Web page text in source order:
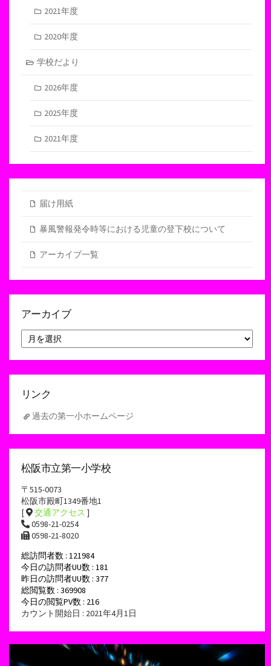
2021年度
2020年度
学校だより
2026年度
2025年度
2021年度
届け用紙
暴風警報発令時等における児童の登下校について
アーカイブ一覧
アーカイブ
ー
カ
リンク
過去の第一小ホームページ
松阪市立第一小学校
〒515-0073
松阪市殿町1349番地1
[
交通アクセス ]
0598-21-0254
0598-21-8020
総訪問者数 : 121984
今日の訪問者UU数 : 181
昨日の訪問者UU数 : 377
総閲覧数 : 369908
今日の閲覧PV数 : 216
カウント開始日 : 2021年4月1日